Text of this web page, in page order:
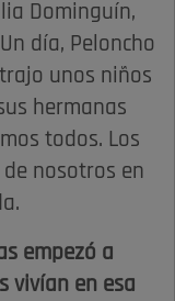
Dominguín,
día, Peloncho
unos niños
hermanas
todos. Los
nosotros en
empezó a
vivían en esa